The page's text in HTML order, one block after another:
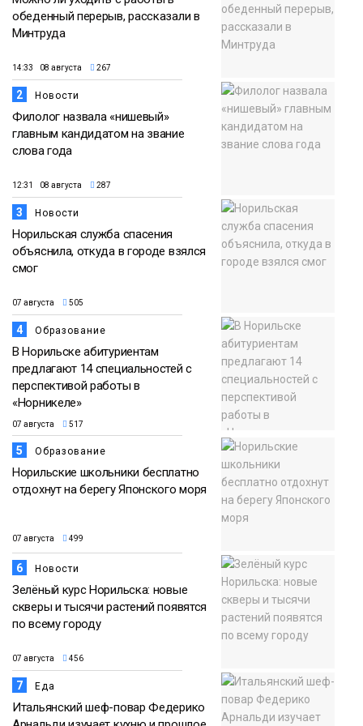
обеденный перерыв, рассказали в
Минтруда
14:33 08 августа 267
2 Новости
Филолог назвала «нишевый»
главным кандидатом на звание
слова года
12:31 08 августа 287
3 Новости
Норильская служба спасения
объяснила, откуда в городе взялся
смог
07 августа 505
4 Образование
В Норильске абитуриентам
предлагают 14 специальностей с
перспективой работы в
«Норникеле»
07 августа 517
5 Образование
Норильские школьники бесплатно
отдохнут на берегу Японского моря
07 августа 499
6 Новости
Зелёный курс Норильска: новые
скверы и тысячи растений появятся
по всему городу
07 августа 456
7 Еда
Итальянский шеф-повар Федерико